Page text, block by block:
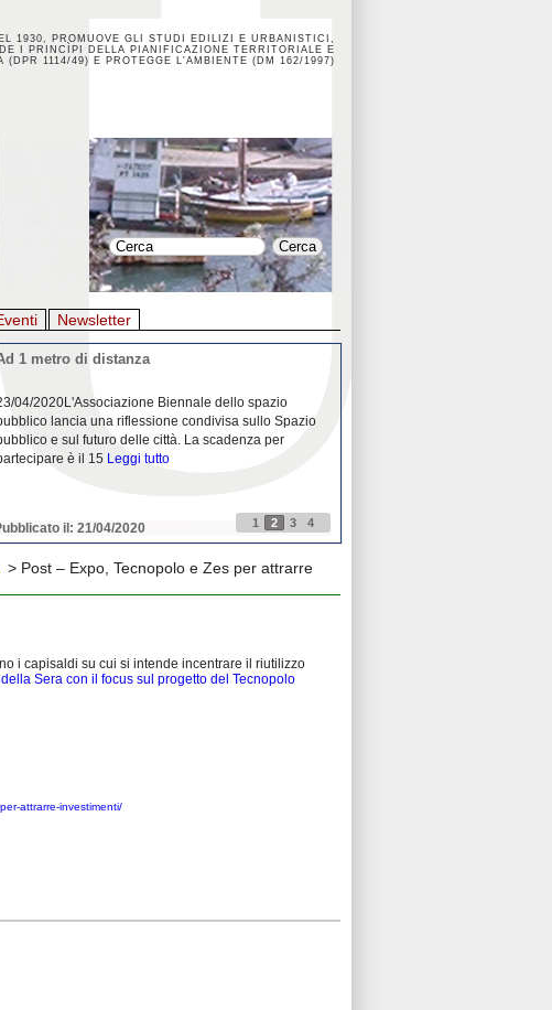
1930, PROMUOVE GLI STUDI EDILIZI E URBANISTICI,
I PRINCÌPI DELLA PIANIFICAZIONE TERRITORIALE E
(DPR 1114/49) E PROTEGGE L'AMBIENTE (DM 162/1997)
Newsletter
1 metro di distanza
04/2020L'Associazione Biennale dello spazio
lancia una riflessione condivisa sullo Spazio
e sul futuro delle città. La scadenza per
è il 15 Leggi tutto
il: 21/04/2020 1 2 3 4
> Post – Expo, Tecnopolo e Zes per attrarre
i capisaldi su cui si intende incentrare il riutilizzo
della Sera con il focus sul progetto del Tecnopolo
attrarre-investimenti/